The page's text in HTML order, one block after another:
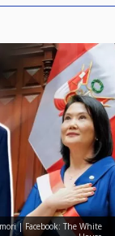
| Facebook: The White